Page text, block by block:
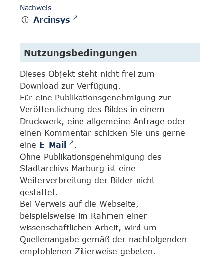
Nachweis
Arcinsys
Nutzungsbedingungen
Dieses Objekt steht nicht frei zum
Download zur Verfügung.
Für eine Publikationsgenehmigung zur
Veröffentlichung des Bildes in einem
Druckwerk, eine allgemeine Anfrage oder
einen Kommentar schicken Sie uns gerne
eine E-Mail
.
Ohne Publikationsgenehmigung des
Stadtarchivs Marburg ist eine
Weiterverbreitung der Bilder nicht
gestattet.
Bei Verweis auf die Webseite,
beispielsweise im Rahmen einer
wissenschaftlichen Arbeit, wird um
Quellenangabe gemäß der nachfolgenden
empfohlenen Zitierweise gebeten.